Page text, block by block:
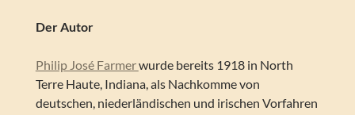
Der Autor
Philip José Farmerwurde bereits 1918 in North
Terre Haute, Indiana, als Nachkomme von
deutschen, niederländischen und irischen Vorfahren